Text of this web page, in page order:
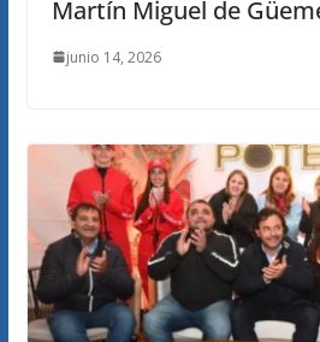
Martín Miguel de
junio 14, 2026